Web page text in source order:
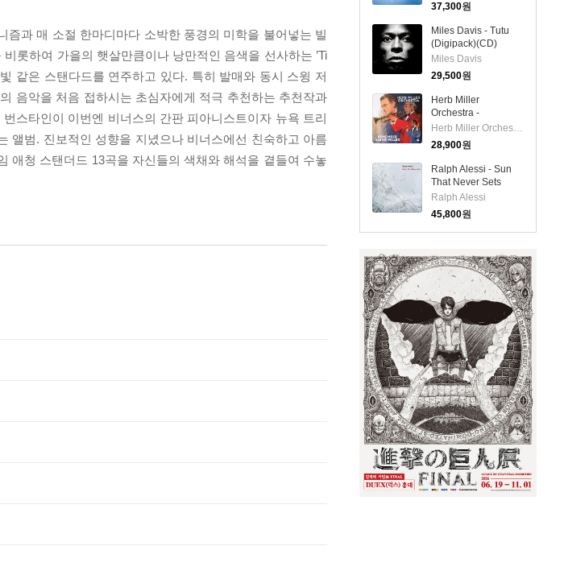
37,300원
Miles Davis - Tutu
(Digipack)(CD)
Miles Davis
29,500원
Herb Miller
Orchestra -
Remember Glenn
Miller (CD-R)
Herb Miller Orchestra
28,900원
Ralph Alessi - Sun
That Never Sets
(CD)
Ralph Alessi
45,800원
과 매 소절 한마디마다 소박한 풍경의 미학을 불어넣는 빌
롯하여 가을의 햇살만큼이나 낭만적인 음색을 선사하는 ’Ti
같은 스탠다드를 연주하고 있다. 특히 발매와 동시 스윙 저
음악을 처음 접하시는 초심자에게 적극 추천하는 추천작과
스타인이 이번엔 비너스의 간판 피아니스트이자 뉴욕 트리
앨범. 진보적인 성향을 지녔으나 비너스에선 친숙하고 아름
애청 스탠더드 13곡을 자신들의 색채와 해석을 곁들여 수놓